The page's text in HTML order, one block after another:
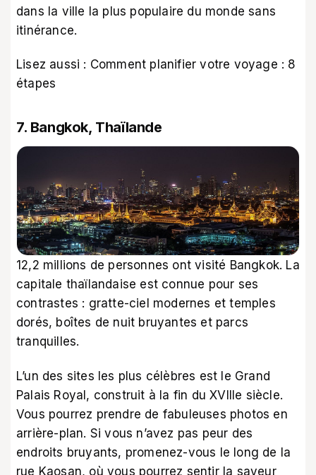
dans la ville la plus populaire du monde sans
itinérance.
Lisez aussi : Comment planifier votre voyage : 8
étapes
7. Bangkok, Thaïlande
12,2 millions de personnes ont visité Bangkok. La
capitale thaïlandaise est connue pour ses
contrastes : gratte-ciel modernes et temples
dorés, boîtes de nuit bruyantes et parcs
tranquilles.
L’un des sites les plus célèbres est le Grand
Palais Royal, construit à la fin du XVIIIe siècle.
Vous pourrez prendre de fabuleuses photos en
arrière-plan. Si vous n’avez pas peur des
endroits bruyants, promenez-vous le long de la
rue Kaosan, où vous pourrez sentir la saveur